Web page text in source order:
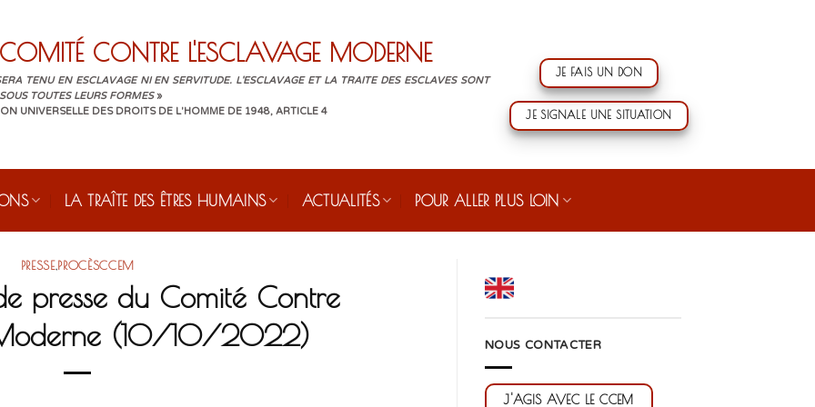
COMITÉ CONTRE L'ESCLAVAGE MODERNE
TENU EN ESCLAVAGE NI EN SERVITUDE. L'ESCLAVAGE ET LA TRAITE DES ESCLAVES SONT
TOUTES LEURS FORMES »
UNIVERSELLE DES DROITS DE L'HOMME DE 1948, ARTICLE 4
JE FAIS UN DON
JE SIGNALE UNE SITUATION
LA TRAÎTE DES ÊTRES HUMAINS ACTUALITÉS POUR ALLER PLUS LOIN
PRESSE,PROCÈSCCEM
presse du Comité Contre
Moderne (10/10/2022)
NOUS CONTACTER
J'AGIS AVEC LE CCEM